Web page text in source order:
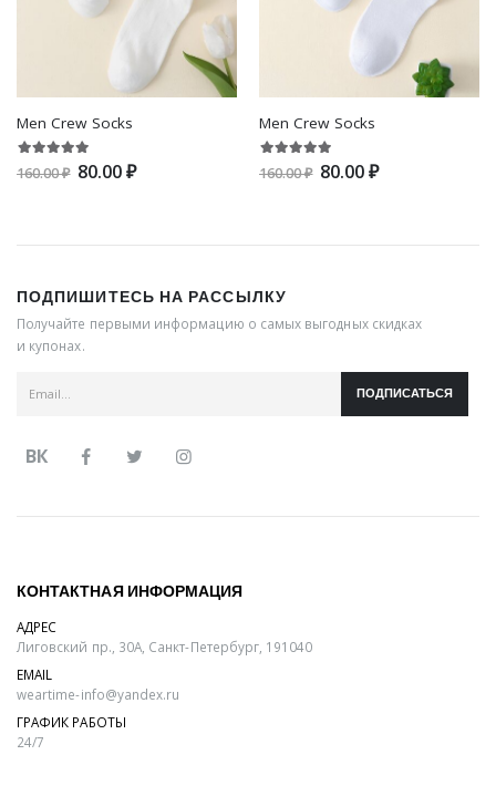
Men Crew Socks
160.00 ₽ 80.00 ₽
Men Crew Socks
160.00 ₽ 80.00 ₽
ПОДПИШИТЕСЬ НА РАССЫЛКУ
Получайте первыми информацию о самых выгодных скидках
и купонах.
ПОДПИСАТЬСЯ
ВК
КОНТАКТНАЯ ИНФОРМАЦИЯ
АДРЕС
Лиговский пр., 30А, Санкт-Петербург, 191040
EMAIL
weartime-info@yandex.ru
ГРАФИК РАБОТЫ
24/7